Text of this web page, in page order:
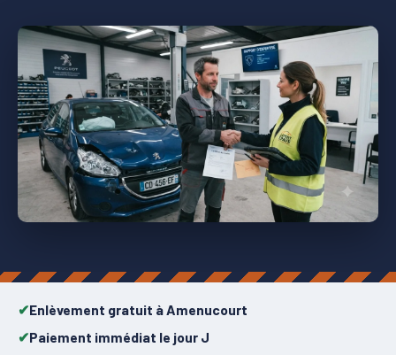
Enlèvement gratuit à Amenucourt
Paiement immédiat le jour J